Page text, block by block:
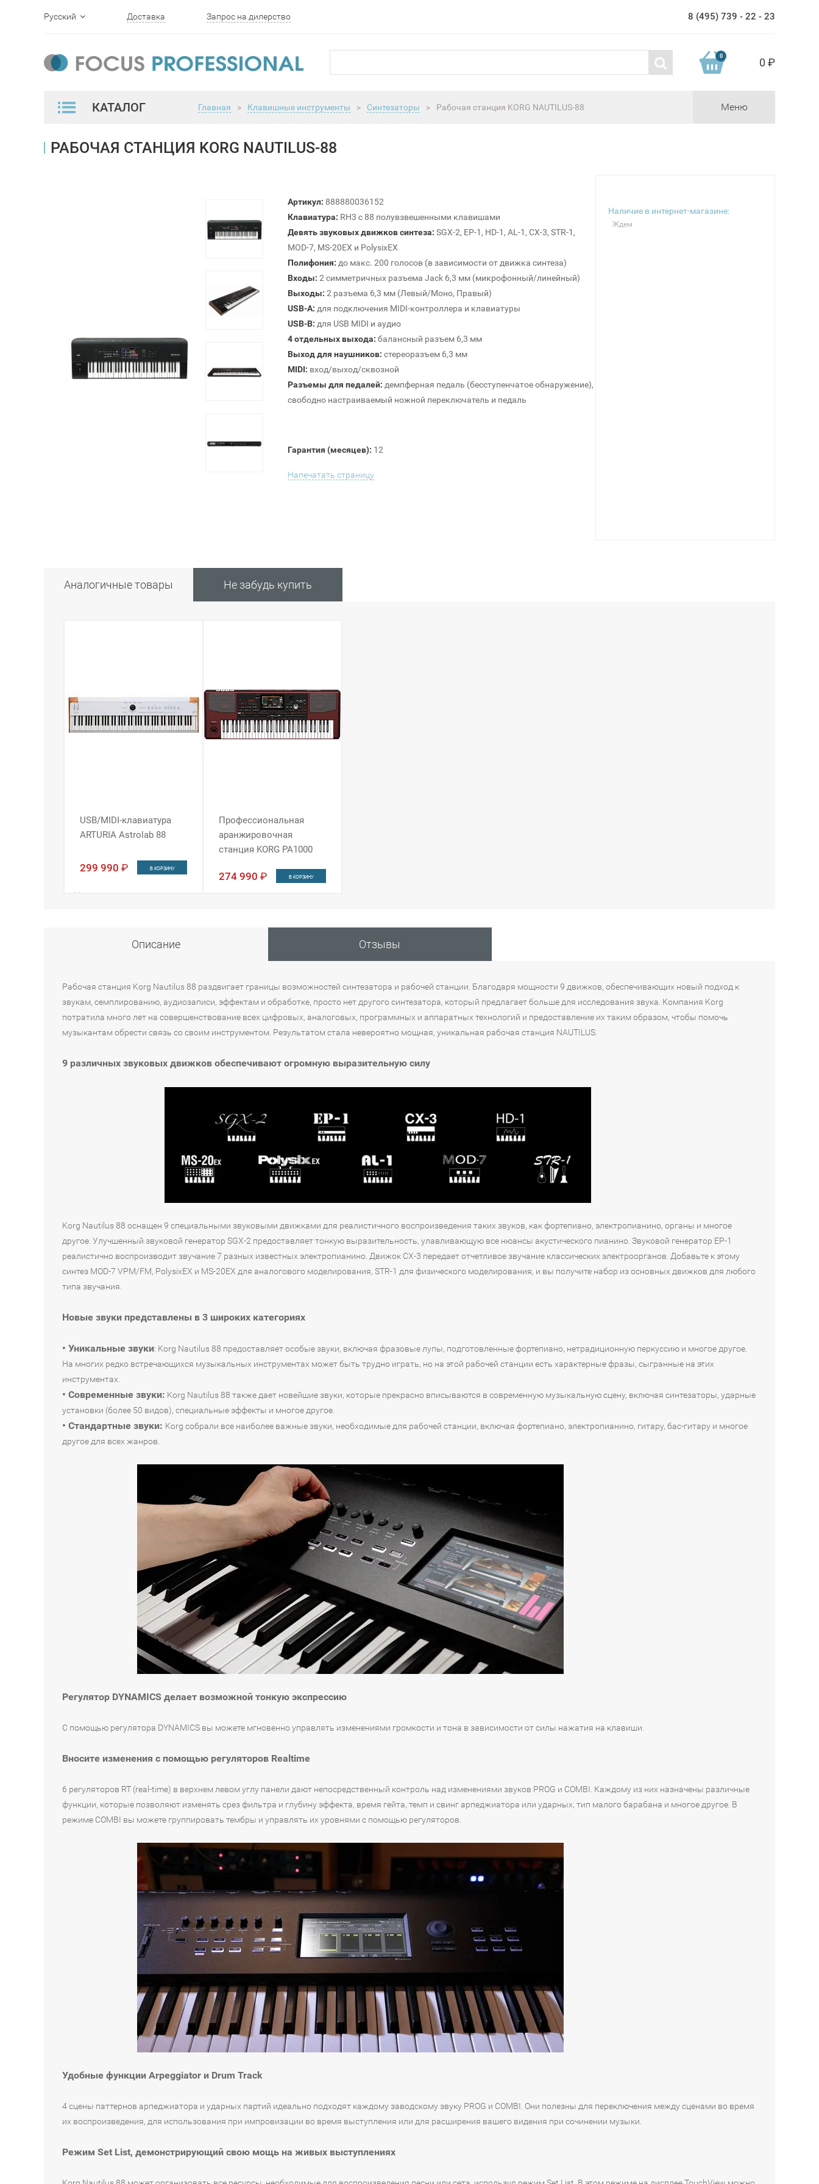
Русский
Доставка Запрос на дилерство 8 (495) 739 - 22 - 23
0 0 ₽
КАТАЛОГ Главная > Клавишные инструменты > Синтезаторы > Рабочая станция KORG NAUTILUS-88 Меню
РАБОЧАЯ СТАНЦИЯ KORG NAUTILUS-88
Артикул: 888880036152
Клавиатура: RH3 с 88 полувзвешенными клавишами
Девять звуковых движков синтеза: SGX-2, EP-1, HD-1, AL-1, CX-3, STR-1,
MOD-7, MS-20EX и PolysixEX
Полифония: до макс. 200 голосов (в зависимости от движка синтеза)
Входы: 2 симметричных разъема Jack 6,3 мм (микрофонный/линейный)
Выходы: 2 разъема 6,3 мм (Левый/Моно, Правый)
USB-A: для подключения MIDI-контроллера и клавиатуры
USB-B: для USB MIDI и аудио
4 отдельных выхода: балансный разъем 6,3 мм
Выход для наушников: стереоразъем 6,3 мм
MIDI: вход/выход/сквозной
Разъемы для педалей: демпферная педаль (бесступенчатое обнаружение),
свободно настраиваемый ножной переключатель и педаль
Гарантия (месяцев): 12
Напечатать страницу
Наличие в интернет-магазине:
Ждем
Аналогичные товары Не забудь купить
USB/MIDI-клавиатура
ARTURIA Astrolab 88
299 990 ₽ В КОРЗИНУ
Наличие:
Профессиональная
аранжировочная
станция KORG PA1000
274 990 ₽ В КОРЗИНУ
Описание Отзывы
Рабочая станция Korg Nautilus 88 раздвигает границы возможностей синтезатора и рабочей станции. Благодаря мощности 9 движков, обеспечивающих новый подход к
звукам, семплированию, аудиозаписи, эффектам и обработке, просто нет другого синтезатора, который предлагает больше для исследования звука. Компания Korg
потратила много лет на совершенствование всех цифровых, аналоговых, программных и аппаратных технологий и предоставление их таким образом, чтобы помочь
музыкантам обрести связь со своим инструментом. Результатом стала невероятно мощная, уникальная рабочая станция NAUTILUS.
9 различных звуковых движков обеспечивают огромную выразительную силу
Korg Nautilus 88 оснащен 9 специальными звуковыми движками для реалистичного воспроизведения таких звуков, как фортепиано, электропианино, органы и многое
другое. Улучшенный звуковой генератор SGX-2 предоставляет тонкую выразительность, улавливающую все нюансы акустического пианино. Звуковой генератор EP-1
реалистично воспроизводит звучание 7 разных известных электропианино. Движок CX-3 передает отчетливое звучание классических электроорганов. Добавьте к этому
синтез MOD-7 VPM/FM, PolysixEX и MS-20EX для аналогового моделирования, STR-1 для физического моделирования, и вы получите набор из основных движков для любого
типа звучания.
Новые звуки представлены в 3 широких категориях
• Уникальные звуки: Korg Nautilus 88 предоставляет особые звуки, включая фразовые лупы, подготовленные фортепиано, нетрадиционную перкуссию и многое другое.
На многих редко встречающихся музыкальных инструментах может быть трудно играть, но на этой рабочей станции есть характерные фразы, сыгранные на этих
инструментах.
• Современные звуки: Korg Nautilus 88 также дает новейшие звуки, которые прекрасно вписываются в современную музыкальную сцену, включая синтезаторы, ударные
установки (более 50 видов), специальные эффекты и многое другое.
• Стандартные звуки: Korg собрали все наиболее важные звуки, необходимые для рабочей станции, включая фортепиано, электропианино, гитару, бас-гитару и многое
другое для всех жанров.
Регулятор DYNAMICS делает возможной тонкую экспрессию
С помощью регулятора DYNAMICS вы можете мгновенно управлять изменениями громкости и тона в зависимости от силы нажатия на клавиши.
Вносите изменения с помощью регуляторов Realtime
6 регуляторов RT (real-time) в верхнем левом углу панели дают непосредственный контроль над изменениями звуков PROG и COMBI. Каждому из них назначены различные
функции, которые позволяют изменять срез фильтра и глубину эффекта, время гейта, темп и свинг арпеджиатора или ударных, тип малого барабана и многое другое. В
режиме COMBI вы можете группировать тембры и управлять их уровнями с помощью регуляторов.
Удобные функции Arpeggiator и Drum Track
4 сцены паттернов арпеджиатора и ударных партий идеально подходят каждому заводскому звуку PROG и COMBI. Они полезны для переключения между сценами во время
их воспроизведения, для использования при импровизации во время выступления или для расширения вашего видения при сочинении музыки.
Режим Set List, демонстрирующий свою мощь на живых выступлениях